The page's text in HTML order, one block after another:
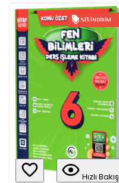
%15 İNDIRIM
Hızlı Bakış